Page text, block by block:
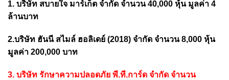
1. บริษัท สบายใจ มาร์เก็ต จำกัด จำนวน 40,000 หุ้น มูลค่า 4
ล้านบาท
2.บริษัท ฮันนี สไมล์ ฮอลิเดย์ (2018) จำกัด จำนวน 8,000 หุ้น
มูลค่า 200,000 บาท
3. บริษัท รักษาความปลอดภัย พี.ที.การ์ด จำกัด จำนวน